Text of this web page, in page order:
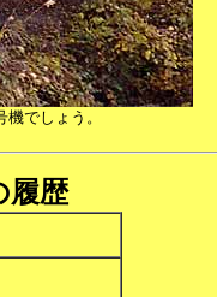
でしょう。
履歴